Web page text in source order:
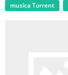
musica Torrent